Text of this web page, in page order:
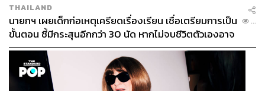
THAILAND
นายกฯ เผยเด็กก่อเหตุเครียดเรื่องเรียน เชื่อเตรียมการเป็น
ขั้นตอน ชี้มีกระสุนอีกกว่า 30 นัด หากไม่จบชีวิตตัวเองอาจ
สูญเสียเพิ่ม
...